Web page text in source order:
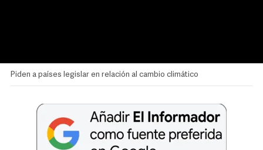
Piden a países legislar en relación al cambio climático